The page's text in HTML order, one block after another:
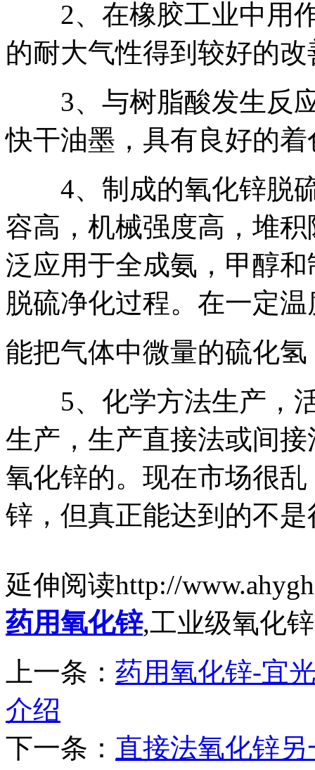
2、在橡胶工业中用作
的耐大气性得到较好的改
3、与树脂酸发生反应
快干油墨，具有良好的
4、制成的氧化锌脱硫
容高，机械强度高，堆
泛应用于全成氨，甲醇
脱硫净化过程。在一定
能把气体中微量的硫化
5、化学方法生产，活
生产，生产直接法或间
氧化锌的。现在市场很
锌，但真正能达到的不是
延伸阅读http://
药用氧化锌,工业级氧化
上一条： 药用氧化锌-宜
介绍
下一条： 直接法氧化锌